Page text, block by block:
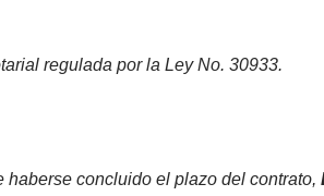
regulada por la Ley No. 30933.
concluido el plazo del contrato,